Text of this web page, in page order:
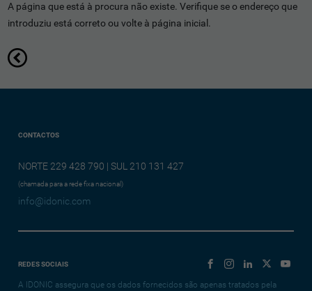
A página que está à procura não existe. Verifique se o endereço que
introduziu está correto ou volte à página inicial.
CONTACTOS
NORTE 229 428 790 | SUL 210 131 427
(chamada para a rede fixa nacional)
info@idonic.com
REDES SOCIAIS
A IDONIC assegura que os dados fornecidos são apenas tratados pela